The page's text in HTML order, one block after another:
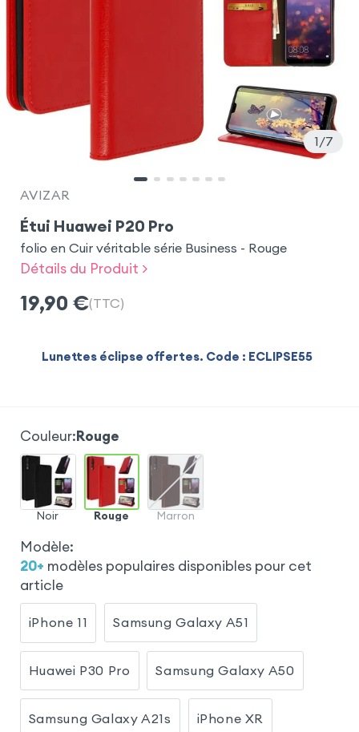
1 7
AVIZAR
Étui Huawei P20 Pro
folio en Cuir véritable série Business - Rouge
Détails du Produit >
19,90 €(TTC)
Lunettes éclipse offertes. Code : ECLIPSE55
Couleur:Rouge
Noir Rouge Marron
Modèle:
20+ modèles populaires disponibles pour cet
article
iPhone 11 Samsung Galaxy A51
Huawei P30 Pro Samsung Galaxy A50
Samsung Galaxy A21s iPhone XR